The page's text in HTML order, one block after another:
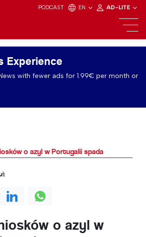
PODCAST EN AD-LITE
Experience
with fewer ads for 1.99€ per month or
o azyl w Portugalii spada
o azyl w